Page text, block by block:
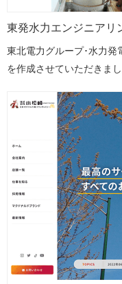
東発水力エンジニアリ
東北電力グループ･水力発
を作成させていただきまし